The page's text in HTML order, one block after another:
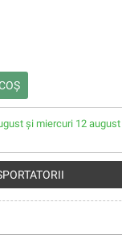
și miercuri 12 august